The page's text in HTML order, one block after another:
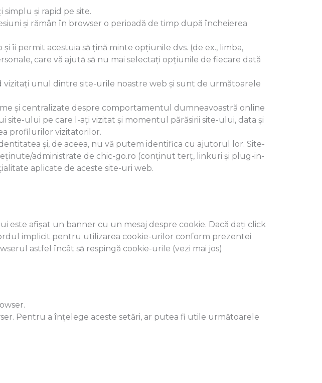
și rapid pe site.
și rămân în browser o perioadă de timp după încheierea
îi permit acestuia să țină minte opțiunile dvs. (de ex., limba,
care vă ajută să nu mai selectați opțiunile de fiecare dată
unul dintre site-urile noastre web și sunt de următoarele
și centralizate despre comportamentul dumneavoastră online
ului pe care l-ați vizitat și momentul părăsirii site-ului, data și
profilurilor vizitatorilor.
și, de aceea, nu vă putem identifica cu ajutorul lor. Site-
administrate de chic-go.ro (conținut terț, linkuri și plug-in-
aplicate de aceste site-uri web.
este afișat un banner cu un mesaj despre cookie. Dacă dați click
implicit pentru utilizarea cookie-urilor conform prezentei
astfel încât să respingă cookie-urile (vezi mai jos)
Pentru a înțelege aceste setări, ar putea fi utile următoarele